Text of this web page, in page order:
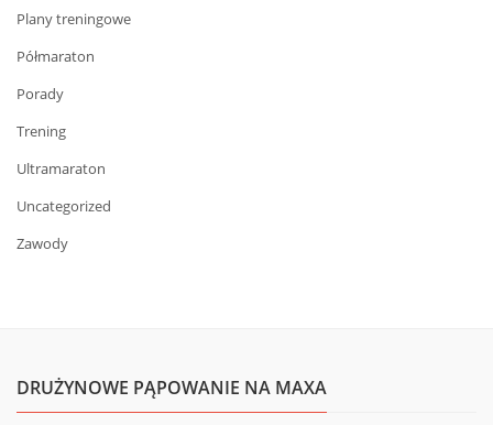
Plany treningowe
Półmaraton
Porady
Trening
Ultramaraton
Uncategorized
Zawody
DRUŻYNOWE PĄPOWANIE NA MAXA